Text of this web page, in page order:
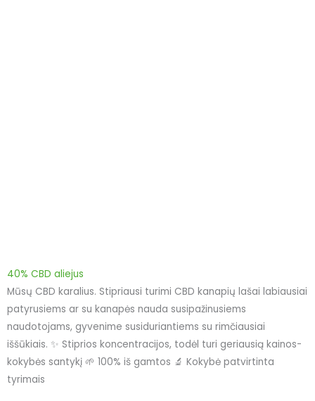
40% CBD aliejus
Mūsų CBD karalius. Stipriausi turimi CBD kanapių lašai labiausiai
patyrusiems ar su kanapės nauda susipažinusiems
naudotojams, gyvenime susiduriantiems su rimčiausiai
iššūkiais. ✨ Stiprios koncentracijos, todėl turi geriausią kainos-
kokybės santykį 🌱 100% iš gamtos 🔬 Kokybė patvirtinta
tyrimais